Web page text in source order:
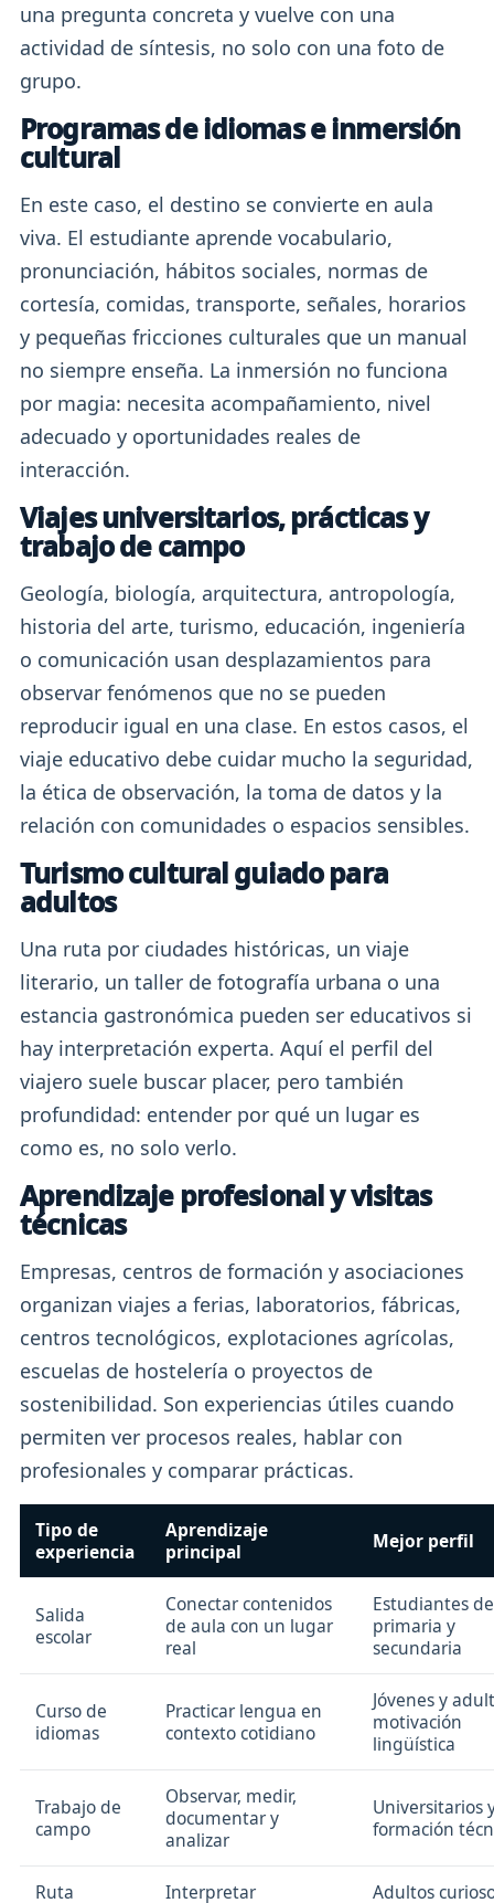
una pregunta concreta y vuelve con una
actividad de síntesis, no solo con una foto de
grupo.
Programas de idiomas e inmersión
cultural
En este caso, el destino se convierte en aula
viva. El estudiante aprende vocabulario,
pronunciación, hábitos sociales, normas de
cortesía, comidas, transporte, señales, horarios
y pequeñas fricciones culturales que un manual
no siempre enseña. La inmersión no funciona
por magia: necesita acompañamiento, nivel
adecuado y oportunidades reales de
interacción.
Viajes universitarios, prácticas y
trabajo de campo
Geología, biología, arquitectura, antropología,
historia del arte, turismo, educación, ingeniería
o comunicación usan desplazamientos para
observar fenómenos que no se pueden
reproducir igual en una clase. En estos casos, el
viaje educativo debe cuidar mucho la seguridad,
la ética de observación, la toma de datos y la
relación con comunidades o espacios sensibles.
Turismo cultural guiado para
adultos
Una ruta por ciudades históricas, un viaje
literario, un taller de fotografía urbana o una
estancia gastronómica pueden ser educativos si
hay interpretación experta. Aquí el perfil del
viajero suele buscar placer, pero también
profundidad: entender por qué un lugar es
como es, no solo verlo.
Aprendizaje profesional y visitas
técnicas
Empresas, centros de formación y asociaciones
organizan viajes a ferias, laboratorios, fábricas,
centros tecnológicos, explotaciones agrícolas,
escuelas de hostelería o proyectos de
sostenibilidad. Son experiencias útiles cuando
permiten ver procesos reales, hablar con
profesionales y comparar prácticas.
Tipo de
experiencia
Aprendizaje
principal
Mejor perfil
Salida
escolar
Conectar contenidos
de aula con un lugar
real
Estudiantes de
primaria y
secundaria
Curso de
idiomas
Practicar lengua en
contexto cotidiano
Jóvenes y
motivación
lingüística
Trabajo de
campo
Observar, medir,
documentar y
analizar
Universitarios
formación
Ruta
Interpretar
Adultos